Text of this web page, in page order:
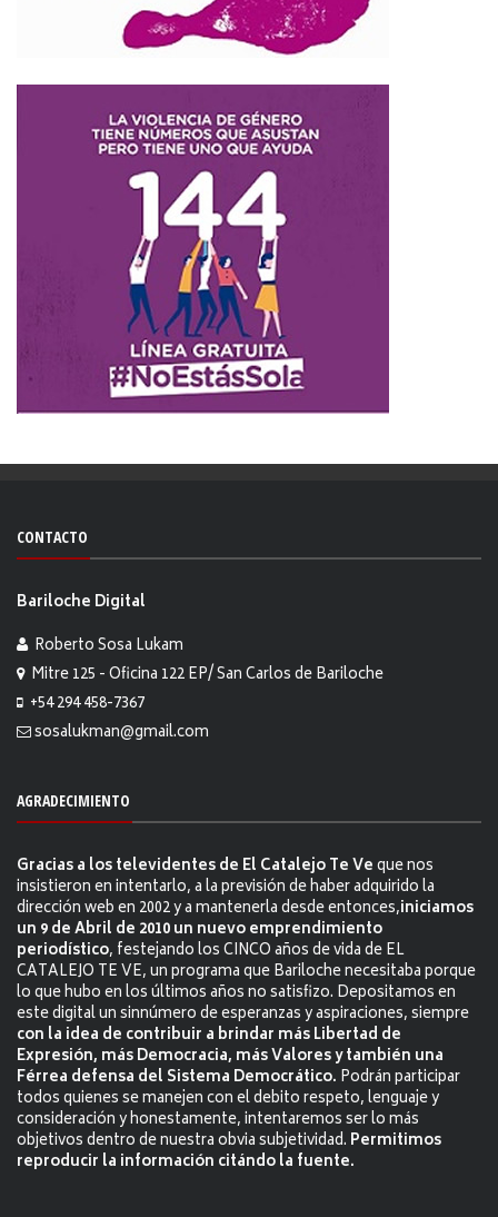
CONTACTO
Bariloche Digital
Roberto Sosa Lukam
Mitre 125 - Oficina 122 EP/ San Carlos de Bariloche
+54 294 458-7367
sosalukman@gmail.com
AGRADECIMIENTO
Gracias a los televidentes de El Catalejo Te Veque nos
insistieron en intentarlo, a la previsión de haber adquirido la
dirección web en 2002 y a mantenerla desde entonces,iniciamos
un 9 de Abril de 2010 un nuevo emprendimiento
periodístico, festejando los CINCO años de vida de EL
CATALEJO TE VE, un programa que Bariloche necesitaba porque
lo que hubo en los últimos años no satisfizo. Depositamos en
este digital un sinnúmero de esperanzas y aspiraciones, siempre
con la idea de contribuir a brindar más Libertad de
Expresión, más Democracia, más Valores y también una
Férrea defensa del Sistema Democrático. Podrán participar
todos quienes se manejen con el debito respeto, lenguaje y
consideración y honestamente, intentaremos ser lo más
objetivos dentro de nuestra obvia subjetividad. Permitimos
reproducir la información citándo la fuente.